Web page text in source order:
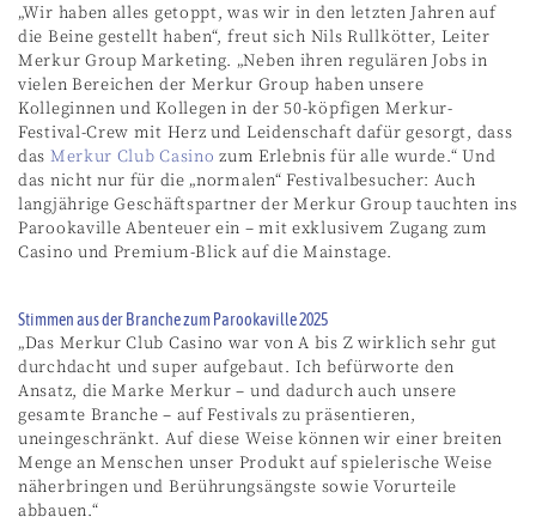
„Wir haben alles getoppt, was wir in den letzten Jahren auf
die Beine gestellt haben“, freut sich Nils Rullkötter, Leiter
Merkur Group Marketing. „Neben ihren regulären Jobs in
vielen Bereichen der Merkur Group haben unsere
Kolleginnen und Kollegen in der 50-köpfigen Merkur-
Festival-Crew mit Herz und Leidenschaft dafür gesorgt, dass
das Merkur Club Casino zum Erlebnis für alle wurde.“ Und
das nicht nur für die „normalen“ Festivalbesucher: Auch
langjährige Geschäftspartner der Merkur Group tauchten ins
Parookaville Abenteuer ein – mit exklusivem Zugang zum
Casino und Premium-Blick auf die Mainstage.
Stimmen aus der Branche zum Parookaville 2025
„Das Merkur Club Casino war von A bis Z wirklich sehr gut
durchdacht und super aufgebaut. ⁠Ich befürworte den
Ansatz, die Marke Merkur – und dadurch auch unsere
gesamte Branche – auf Festivals zu präsentieren,
uneingeschränkt. Auf diese Weise können wir einer breiten
Menge an Menschen unser Produkt auf spielerische Weise
näherbringen und Berührungsängste sowie Vorurteile
abbauen.“